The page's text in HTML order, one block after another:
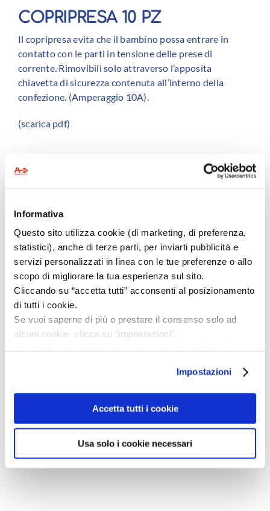
Informativa
Questo sito utilizza cookie (di marketing, di preferenza,
statistici), anche di terze parti, per inviarti pubblicità e
servizi personalizzati in linea con le tue preferenze o allo
scopo di migliorare la tua esperienza sul sito.
Cliccando su “accetta tutti” acconsenti al posizionamento
di tutti i cookie.
Se vuoi saperne di più o prestare il consenso solo ad
alcuni cookie, clicca su "impostazioni".
Privacy policy
Impostazioni
Accetta tutti i cookie
Usa solo i cookie necessari
COPRIPRESA 10 PZ
Il copripresa evita che il bambino possa entrare in
contatto con le parti in tensione delle prese di
corrente. Rimovibili solo attraverso l’apposita
chiavetta di sicurezza contenuta all’interno della
confezione. (Amperaggio 10A).
(scarica pdf)
BLOCCATUTTO MULTIUSO
È utile per evitare che il bambino apra frigorifero,
tavoletta del WC, armadi e cassetti. Semplice da
applicare grazie al biadesivo, è dotata di un pratico
sistema di chiusura.
(scarica pdf)